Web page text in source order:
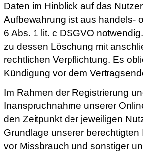
Daten im Hinblick auf das
Aufbewahrung ist aus handels-
6 Abs. 1 lit. c DSGVO
zu dessen Löschung mit
rechtlichen Verpflichtung. Es
Kündigung vor dem
Im Rahmen der Registrierung
Inanspruchnahme unserer
den Zeitpunkt der jeweiligen
Grundlage unserer
vor Missbrauch und sonstiger